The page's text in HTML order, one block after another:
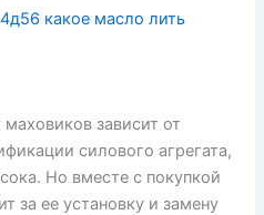
какое масло лить
зависит от
силового агрегата,
Но вместе с покупкой
за ее установку и замену